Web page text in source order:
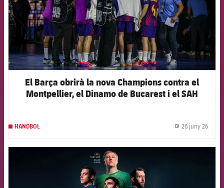
El Barça obrirà la nova Champions contra el
Montpellier, el Dinamo de Bucarest i el SAH
HANDBOL 26 juny 26
FCB Barcelona badge